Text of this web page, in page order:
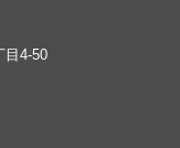
目4-50